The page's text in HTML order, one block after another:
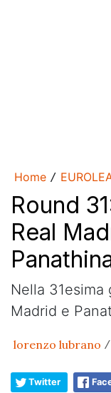
Home /
Round
Real
Nella 31esima
Madrid e
lorenzo lubrano /
Twitter